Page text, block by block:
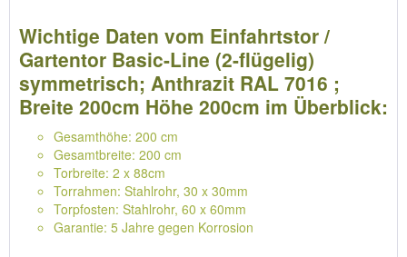
Wichtige Daten vom Einfahrtstor /
Gartentor Basic-Line (2-flügelig)
symmetrisch; Anthrazit RAL 7016 ;
Breite 200cm Höhe 200cm im Überblick:
Gesamthöhe: 200 cm
Gesamtbreite: 200 cm
Torbreite: 2 x 88cm
Torrahmen: Stahlrohr, 30 x 30mm
Torpfosten: Stahlrohr, 60 x 60mm
Garantie: 5 Jahre gegen Korrosion